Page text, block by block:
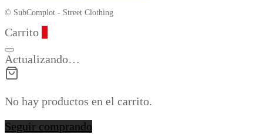
© SubComplot - Street Clothing
Carrito
Actualizando…
No hay productos en el carrito.
Seguir comprando